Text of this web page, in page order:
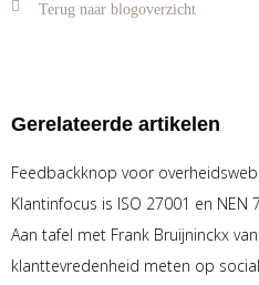
Terug naar blogoverzicht
Gerelateerde artikelen
Feedbackknop voor
Klantinfocus is ISO 27001 en NEN
Aan tafel met Frank Bruijninckx
klanttevredenheid meten op